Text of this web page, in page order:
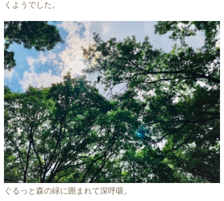
くようでした。
ぐるっと森の緑に囲まれて深呼吸。